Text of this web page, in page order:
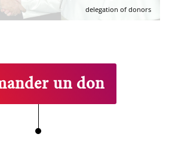
delegation of donors
un don